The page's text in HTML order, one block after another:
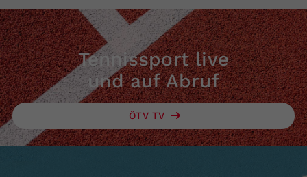
Tennissport live
und auf Abruf
ÖTV TV